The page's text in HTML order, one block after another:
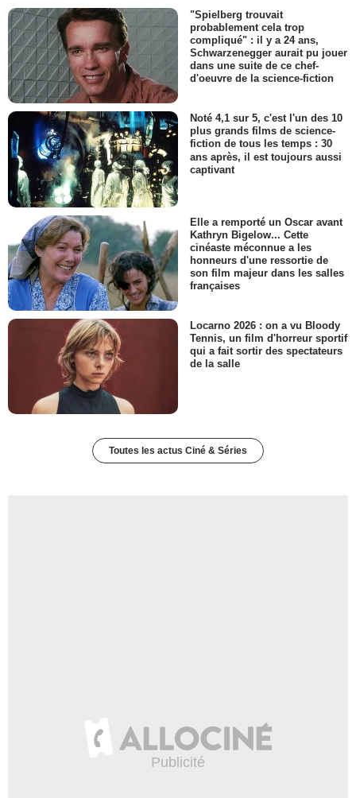
"Spielberg trouvait
probablement cela trop
compliqué" : il y a 24 ans,
Schwarzenegger aurait pu jouer
dans une suite de ce chef-
d'oeuvre de la science-fiction
Noté 4,1 sur 5, c'est l'un des 10
plus grands films de science-
fiction de tous les temps : 30
ans après, il est toujours aussi
captivant
Elle a remporté un Oscar avant
Kathryn Bigelow... Cette
cinéaste méconnue a les
honneurs d'une ressortie de
son film majeur dans les salles
françaises
Locarno 2026 : on a vu Bloody
Tennis, un film d'horreur sportif
qui a fait sortir des spectateurs
de la salle
Toutes les actus Ciné & Séries